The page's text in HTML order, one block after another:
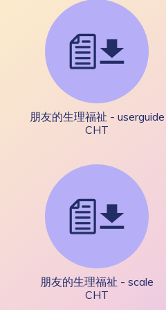
朋友的生理福祉 - userguide
CHT
朋友的生理福祉 - scale
CHT